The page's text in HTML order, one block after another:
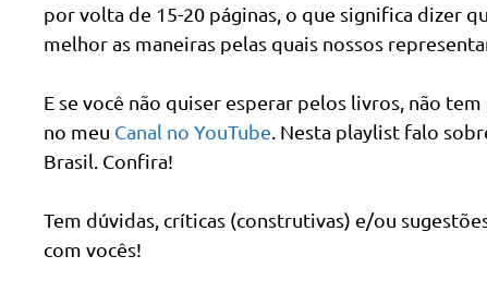
por volta de 15-20 páginas, o que significa dizer
melhor as maneiras pelas quais nossos
E se você não quiser esperar pelos livros, não
no meu Canal no YouTube . Nesta playlist falo
Brasil. Confira!
Tem dúvidas, críticas (construtivas) e/ou
com vocês!